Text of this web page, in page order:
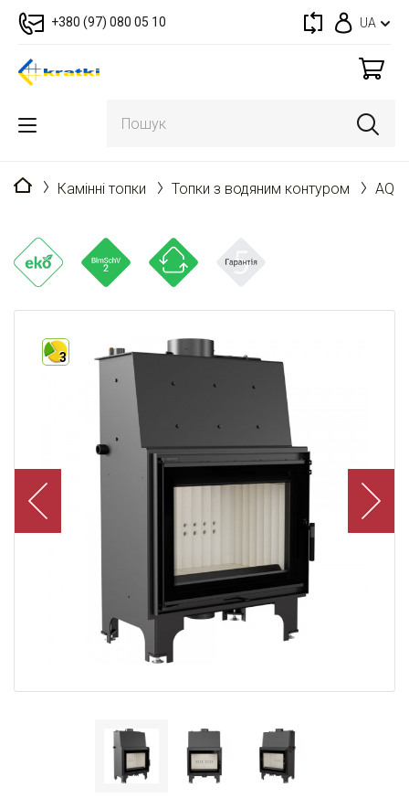
+380 (97) 080 05 10 UA
Головна
Камінні топки Топки з водяним контуром
3